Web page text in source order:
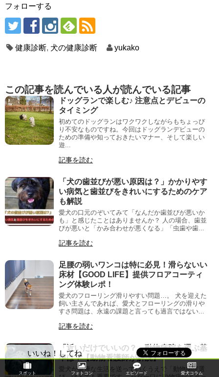
いいね！してね
フォローする
健康診断, 犬の健康診断 yukako
この記事を読んでいる人が読んでいる記事
ドッグランで楽しむ♪ 注意点とデビューの
タイミング
初めてのドッグランはワクワクしながらもちょっぴ
り不安なものですね。今回はドッグランデビューの
ための準備や知っておきたいマナー、そして楽しい
遊...
記事を読む
「犬の歯並びが悪い原因は？」かかりやす
い病気と歯並びをきれいにするためのケア
も解説
愛犬の口元のぞいてみて「なんだか歯並びが悪いか
も」と感じたことはありませんか？ 人の場合、歯並
びが悪いと「かみ合わせが悪くなる」「虫歯や歯...
記事を読む
足腰の弱いワンコは特に必見！滑らないい
床材【GOOD LIFE】提供フロアコーティ
ング体験レポ！
愛犬のフローリング滑りやすい問題…。 犬を迎えた
飼い主さんであれば、愛犬とフローリングの滑りや
すさ問題は、永遠の課題と言っても過言ではない...
記事を読む
「近いだけでいいの？」動物病院を選ぶ基
準は？【動物看護師が解説】
愛犬が健康な生活を送っていくうえで「動物病院選
スポット フォトコン エピソード 愛犬コラム